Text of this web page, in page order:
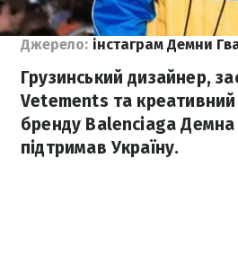
Джерело: інстаграм Демни
Грузинський дизайнер,
Vetements та
бренду Balenciaga Демна
підтримав Україну.